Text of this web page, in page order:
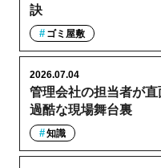
訣
ゴミ屋敷
管理会社の担当者が
過酷な現場舞台裏
2026.07.04
知識